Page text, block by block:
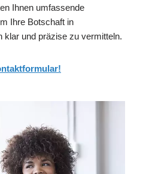
Ihnen umfassende
Ihre Botschaft in
klar und präzise zu vermitteln.